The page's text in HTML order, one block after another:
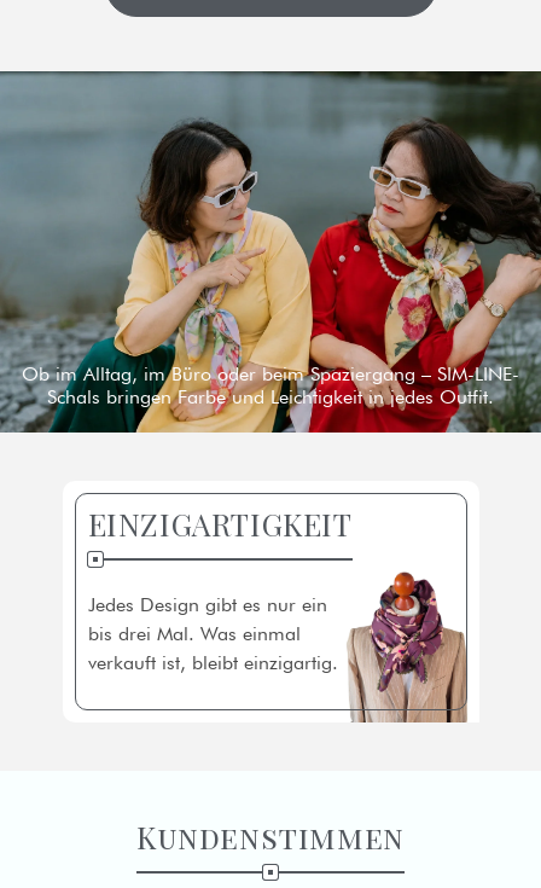
Ob im Alltag, im Büro oder beim Spaziergang – SIM-LINE-
Schals bringen Farbe und Leichtigkeit in jedes Outfit.
EINZIGARTIGKEIT
Jedes Design gibt es nur ein
bis drei Mal. Was einmal
verkauft ist, bleibt einzigartig.
Kundenstimmen